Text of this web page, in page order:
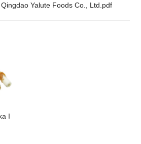
Yalute Foods Co., Ltd.pdf
I